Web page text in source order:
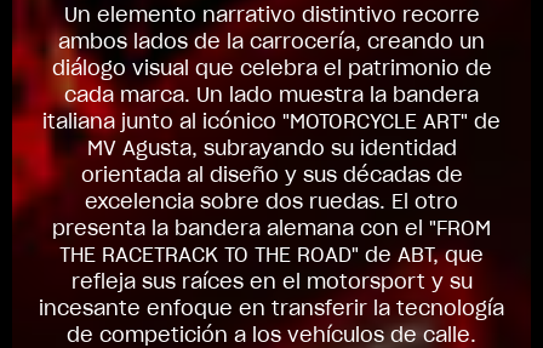
Un elemento narrativo distintivo recorre
ambos lados de la carrocería, creando un
diálogo visual que celebra el patrimonio de
cada marca. Un lado muestra la bandera
italiana junto al icónico "MOTORCYCLE ART" de
MV Agusta, subrayando su identidad
orientada al diseño y sus décadas de
excelencia sobre dos ruedas. El otro
presenta la bandera alemana con el "FROM
THE RACETRACK TO THE ROAD" de ABT, que
refleja sus raíces en el motorsport y su
incesante enfoque en transferir la tecnología
de competición a los vehículos de calle.